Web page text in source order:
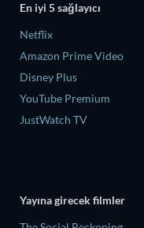
En iyi 5 sağlayıcı
Netflix
Amazon Prime Video
Disney Plus
YouTube Premium
JustWatch TV
Yayına girecek filmler